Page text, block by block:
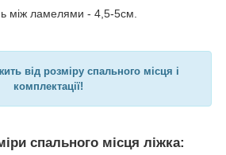
між ламелями - 4,5-5см.
від розміру спального місця і
комплектації!
спального місця ліжка: